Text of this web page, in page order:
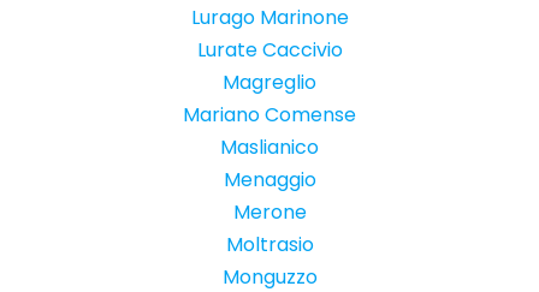
Lurago Marinone
Lurate Caccivio
Magreglio
Mariano Comense
Maslianico
Menaggio
Merone
Moltrasio
Monguzzo